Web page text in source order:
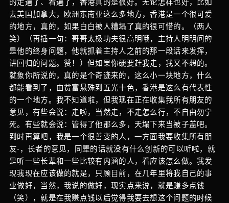
去美国加拿大，欧洲东南亚这么多地方，香港是一个很可爱
的地方，真的，如果白白被人糟塌了真的很可惜的。（两人
笑）（再插一句：哥哥太极功夫很高明哦，主持人明明问的
是他的终身问题，他就抓着主持人之前的那一段话来发挥，
讲回归的问题。赞！）但如果你硬要赶我走，我又不想的。
就象你所说的，真的是个奇迹来的，这么小一块地方，什么
都能看到了，由贫富悬殊到五光十色，香港是这么有代表性
的一个地方。我不知道啦，但我现在正在收集我所有朋友的
意见，有些会说：走啦，当然走，不走怎么行，不自由勿宁
死。有些就会说：管得了他那么多，天塌下来当被子盖吧。
到时再算吧，我是一个很善变的人，一方面我要收集所有朋
友-，长者的意见，同辈的话就没有什么创新的可以听啦，就
是听一些长辈和一些比较有内涵的人，看应该怎么做。我发
现我现在应该做的就是，只顾目前，在几年里将我自己的事
业做好，当然，我说的做好，现实点来说，就是赚多点钱
（笑），就是在我赚点钱以后觉得我要去想这个问题的时候